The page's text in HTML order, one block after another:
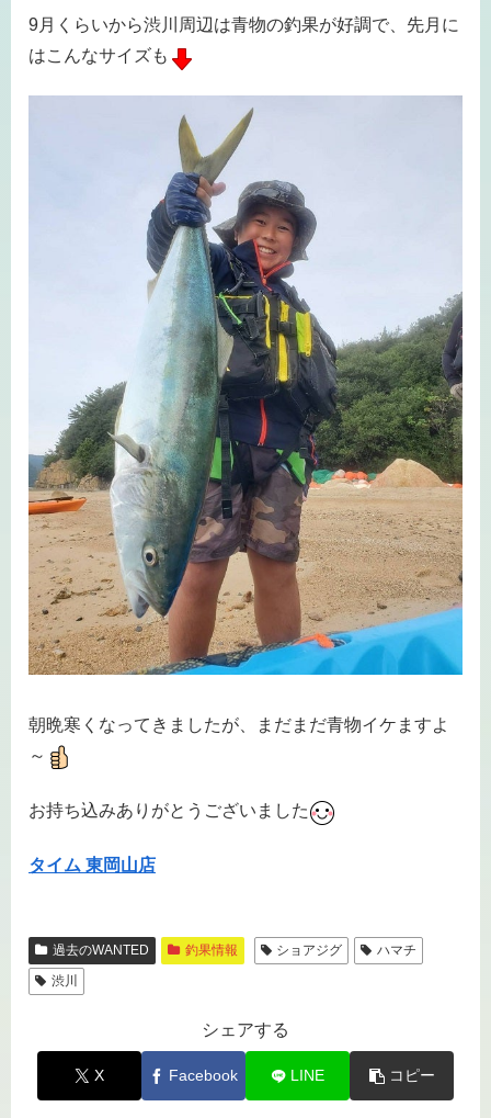
9月くらいから渋川周辺は青物の釣果が好調で、先月に
はこんなサイズも
朝晩寒くなってきましたが、まだまだ青物イケますよ
～
お持ち込みありがとうございました
タイム 東岡山店
過去のWANTED 釣果情報 ショアジグ
ハマチ
渋川
シェアする
X Facebook LINE コピー